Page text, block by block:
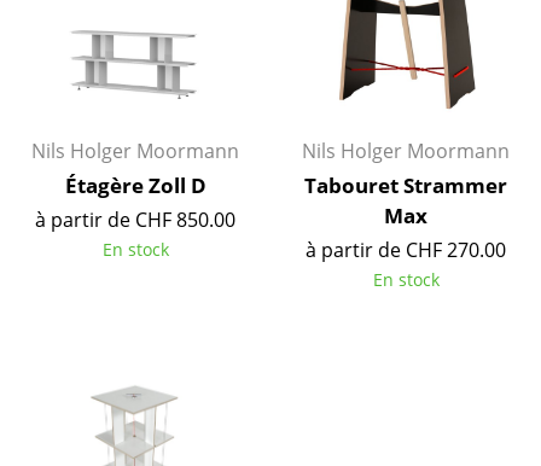
Luminaires
Suspensions & Plafonniers
Lampes de table
Lampes de bureau
Lampadaires et Liseuses
Luminaires d’extérieur
Lampes sans fil
Nils Holger Moormann
Étagère Zoll D
à partir de CHF 850.00
En stock
Nils Holger Moormann
Tabouret Strammer
Max
à partir de CHF 270.00
En stock